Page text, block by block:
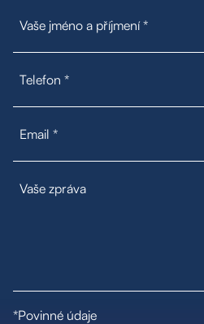
Moje
*Povinné údaje